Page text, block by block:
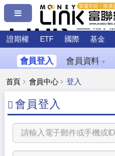
證期權 ETF 國際 基金
會員登入 會員資料 ▼
首頁 會員中心 登入
會員登入